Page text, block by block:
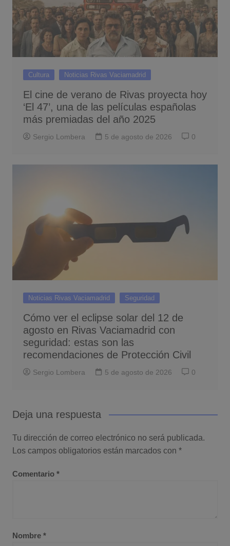
Cultura Noticias Rivas Vaciamadrid
El cine de verano de Rivas proyecta hoy
‘El 47’, una de las películas españolas
más premiadas del año 2025
Sergio Lombera 5 de agosto de 2026 0
Noticias Rivas Vaciamadrid Seguridad
Cómo ver el eclipse solar del 12 de
agosto en Rivas Vaciamadrid con
seguridad: estas son las
recomendaciones de Protección Civil
Sergio Lombera 5 de agosto de 2026 0
Deja una respuesta
Tu dirección de correo electrónico no será publicada.
Los campos obligatorios están marcados con *
Comentario *
Nombre *